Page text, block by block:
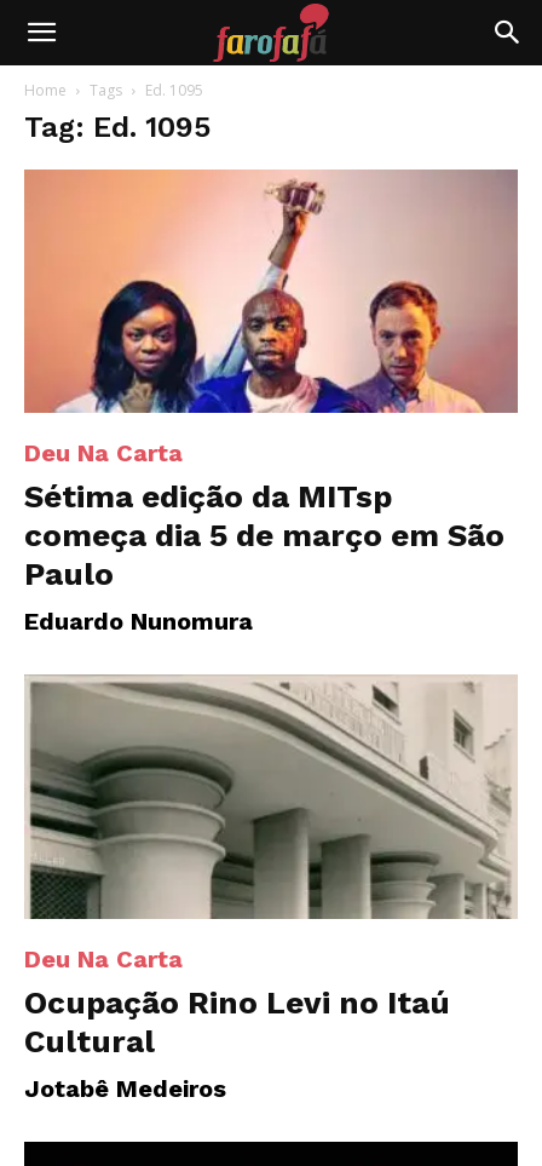
Farofafá
Home Tags Ed. 1095
Tag: Ed. 1095
Deu Na Carta
Sétima edição da MITsp
começa dia 5 de março em São
Paulo
Eduardo Nunomura
Deu Na Carta
Ocupação Rino Levi no Itaú
Cultural
Jotabê Medeiros